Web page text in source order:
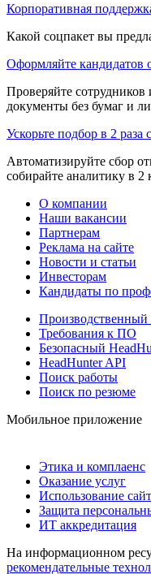
Корпоративная
Какой соцпакет вы
Оформляйте кандидатов
Проверяйте
документы без бумаг и
Ускорьте подбор в 2 раза
Автоматизируйте сбор
собирайте аналитику в 2
О компании
Наши вакансии
Партнерам
Реклама на сайте
Новости и статьи
Инвесторам
Кандидаты по
Производственный
Требования к ПО
Безопасный
HeadHunter API
Поиск работы
Поиск по резюме
Мобильное приложение
Этика и комплаенс
Оказание услуг
Использование
Защита
ИТ аккредитация
На информационном
рекомендательные